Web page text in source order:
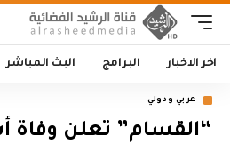
اخر الاخبار البرامج البث المباشر
عربي ودولي
“القسام” تعلن وفاة